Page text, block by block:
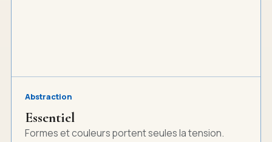
Abstraction
Essentiel
Formes et couleurs portent seules la tension.